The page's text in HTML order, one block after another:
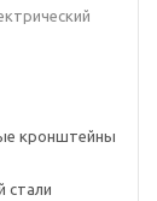
кронштейны
стали